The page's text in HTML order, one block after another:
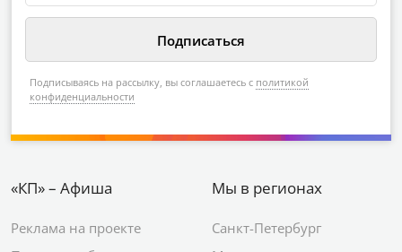
Подписываясь на рассылку, вы соглашаетесь с политикой
конфиденциальности
«КП» – Афиша
Реклама на проекте
Мы в регионах
Санкт-Петербург